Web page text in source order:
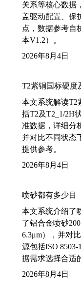
关系等核心数据
盖驱动配置、保
点，数据参考自
本V1.2）。
2026年8月4日
T2紫铜国标硬度
本文系统解读T2
括T2及T2_1/2H
准数据，详细分
并对比不同状态
提供参考。
2026年8月4日
喷砂都有多少目
本文系统介绍了
了铝合金喷砂
6.3μm），并对
源包括ISO
据需求选择合适
2026年8月4日